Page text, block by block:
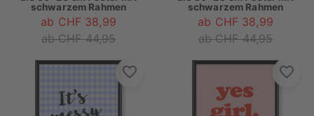
schwarzem Rahmen
ab CHF 38,99
ab CHF 44,95
schwarzem Rahmen
ab CHF 38,99
ab CHF 44,95